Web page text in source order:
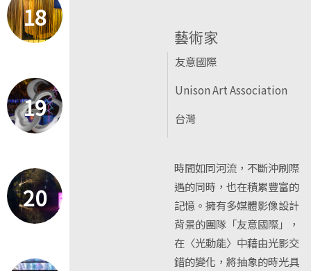
18
19
20
藝術家
友意國際
Unison Art Association
台灣
時間如同河流，不斷沖刷際
遇的同時，也在積累豐富的
記憶。擁有多媒體影像設計
背景的團隊「友意國際」，
在〈光動能〉中藉由光影交
錯的變化，將抽象的時光具